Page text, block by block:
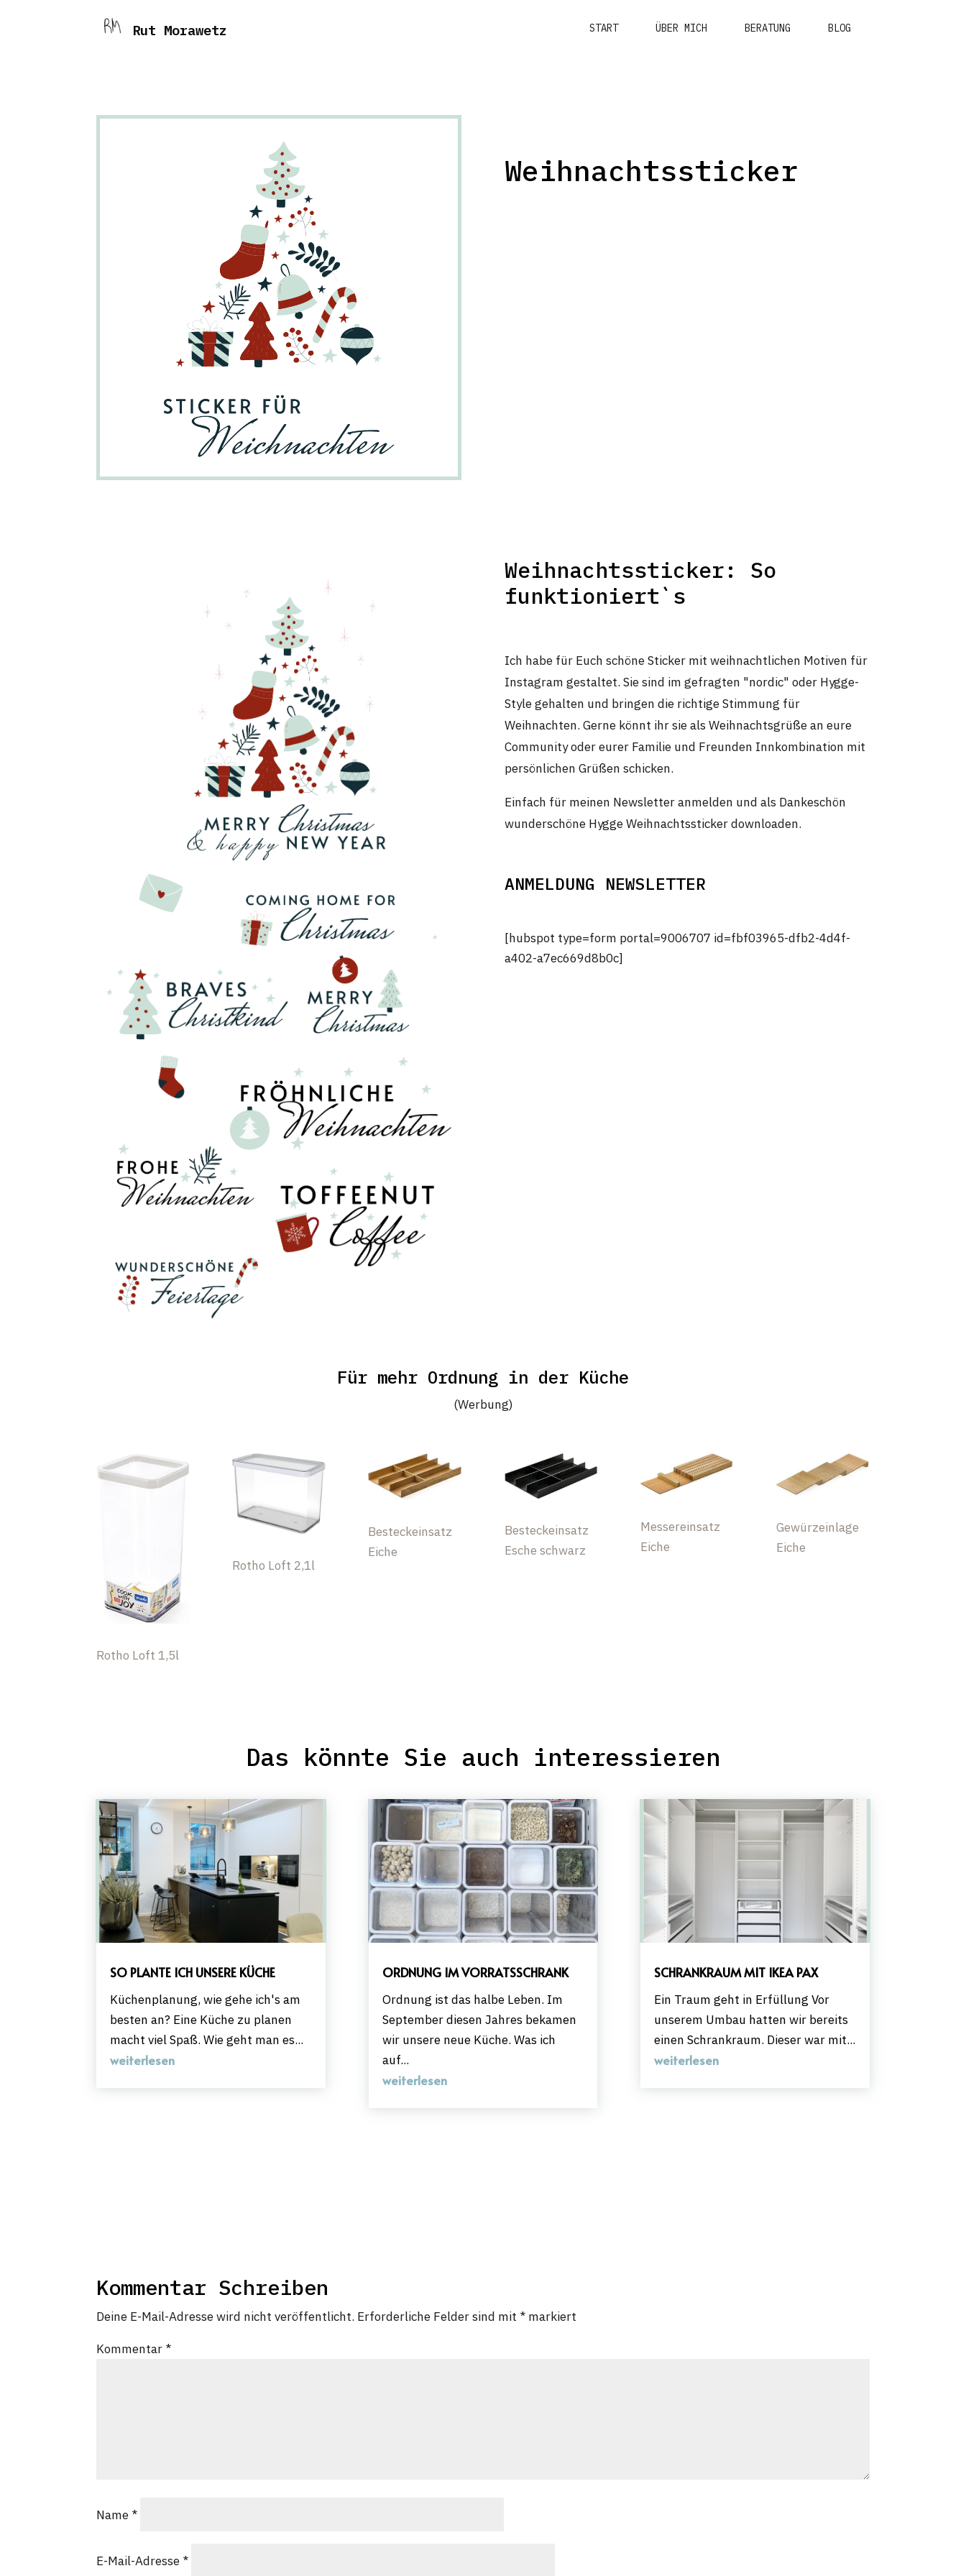
Rut Morawetz START ÜBER MICH BERATUNG BLOG
Weihnachtssticker
Weihnachtssticker: So
funktioniert`s
Ich habe für Euch schöne Sticker mit weihnachtlichen Motiven für
Instagram gestaltet. Sie sind im gefragten "nordic" oder Hygge-
Style gehalten und bringen die richtige Stimmung für
Weihnachten. Gerne könnt ihr sie als Weihnachtsgrüße an eure
Community oder eurer Familie und Freunden Innkombination mit
persönlichen Grüßen schicken.
Einfach für meinen Newsletter anmelden und als Dankeschön
wunderschöne Hygge Weihnachtssticker downloaden.
ANMELDUNG NEWSLETTER
[hubspot type=form portal=9006707 id=fbf03965-dfb2-4d4f-
a402-a7ec669d8b0c]
Für mehr Ordnung in der Küche
(Werbung)
Rotho Loft 1,5l
Rotho Loft 2,1l
Besteckeinsatz
Eiche
Besteckeinsatz
Esche schwarz
Messereinsatz
Eiche
Gewürzeinlage
Eiche
Das könnte Sie auch interessieren
SO PLANTE ICH UNSERE KÜCHE
Küchenplanung, wie gehe ich's am
besten an? Eine Küche zu planen
macht viel Spaß. Wie geht man es...
weiterlesen
ORDNUNG IM VORRATSSCHRANK
Ordnung ist das halbe Leben. Im
September diesen Jahres bekamen
wir unsere neue Küche. Was ich
auf...
weiterlesen
SCHRANKRAUM MIT IKEA PAX
Ein Traum geht in Erfüllung Vor
unserem Umbau hatten wir bereits
einen Schrankraum. Dieser war mit...
weiterlesen
Kommentar Schreiben
Deine E-Mail-Adresse wird nicht veröffentlicht. Erforderliche Felder sind mit * markiert
Kommentar *
Name *
E-Mail-Adresse *